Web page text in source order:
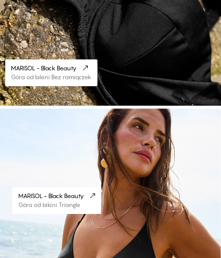
MARISOL - Black Beauty
Góra od bikini Bez ramiączek
MARISOL - Black Beauty
Góra od bikini Triangle